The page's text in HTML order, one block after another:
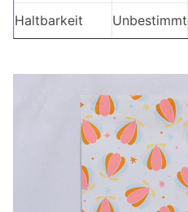
Haltbarkeit
Unbestimmt